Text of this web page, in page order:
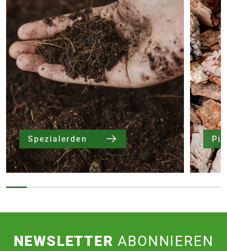
Spezialerden
NEWSLETTERABONNIEREN